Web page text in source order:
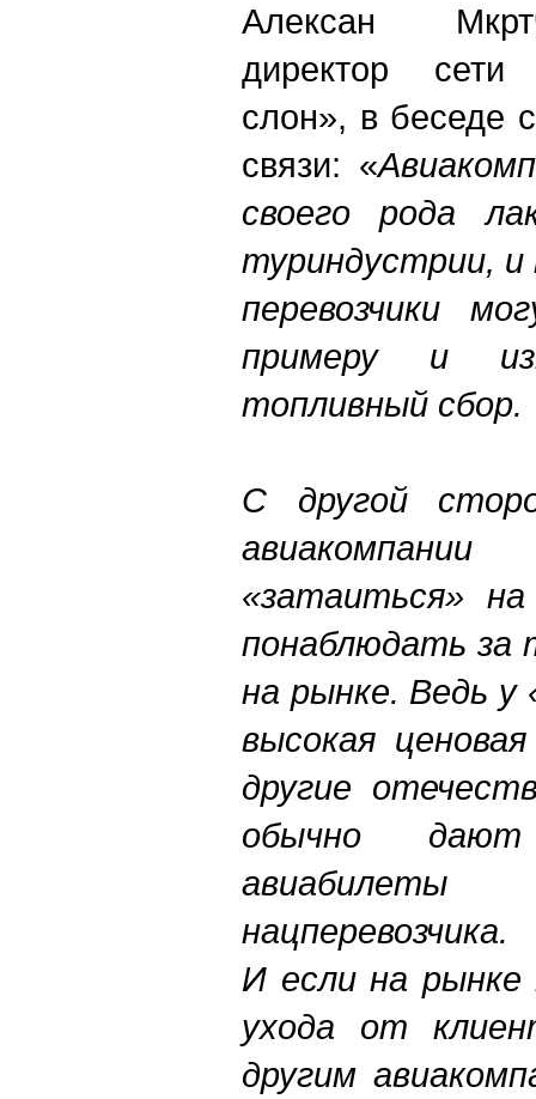
Алексан
директор сети
слон», в беседе
связи: «
своего рода
туриндустрии,
перевозчики
примеру и
топливный сбор.
С другой
«затаиться»
понаблюдать за
на рынке. Ведь
высокая
другие
обычно
нацперевозчика.
И если на рынке
ухода от
другим